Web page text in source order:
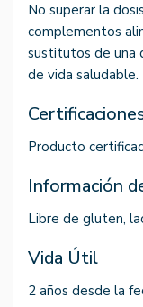
No superar la
complementos
sustitutos de una
de vida saludable.
Producto
Información
Libre de gluten,
Vida Útil
2 años desde la